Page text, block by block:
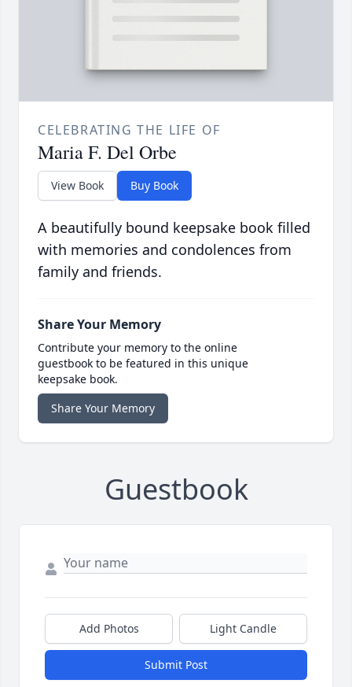
CELEBRATING THE LIFE OF
Maria F. Del Orbe
View Book Buy Book
A beautifully bound keepsake book filled
with memories and condolences from
family and friends.
Share Your Memory
Contribute your memory to the online
guestbook to be featured in this unique
keepsake book.
Share Your Memory
Guestbook
Add Photos Light Candle
Submit Post